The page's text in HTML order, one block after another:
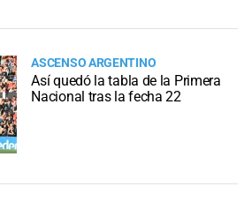
ASCENSO ARGENTINO
Así quedó la tabla de la Primera
Nacional tras la fecha 22